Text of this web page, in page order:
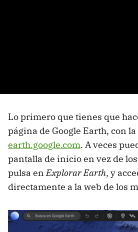
Lo primero que tienes que
página de Google Earth, con
earth.google.com. A veces
pantalla de inicio en vez de
pulsa enExplorar Earth, y
directamente a la web de los